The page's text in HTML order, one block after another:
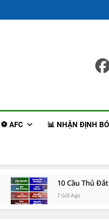
Bóng
Nhật Liên
⚽ AFC 📊 NHẬN ĐỊNH
10 Cầu Thủ
7 Giờ Ago